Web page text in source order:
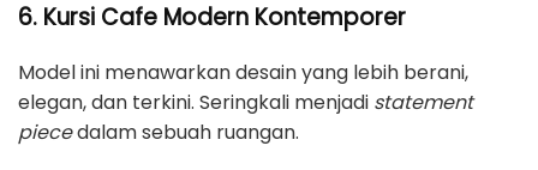
6. Kursi Cafe Modern Kontemporer
Model ini menawarkan desain yang lebih berani,
elegan, dan terkini. Seringkali menjadi statement
piecedalam sebuah ruangan.